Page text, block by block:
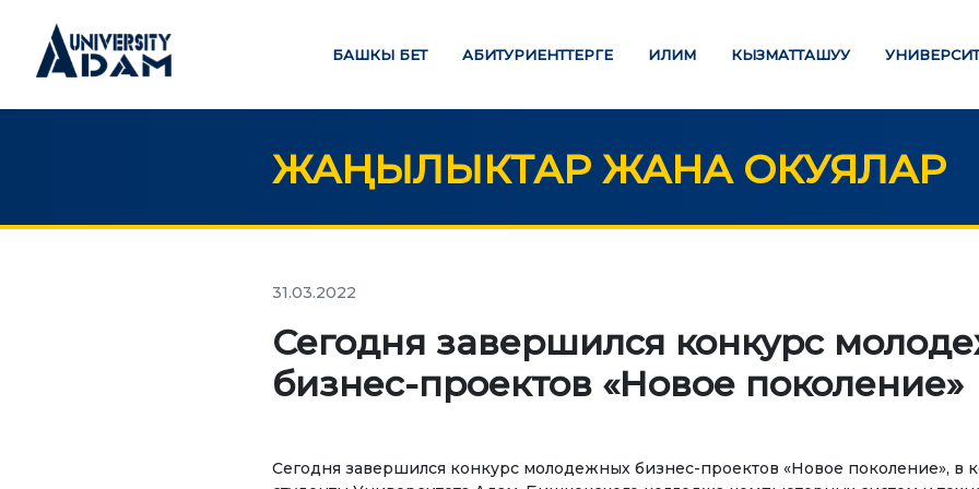
БАШКЫ БЕТ АБИТУРИЕНТТЕРГЕ ИЛИМ КЫЗМАТТАШУУ
Кыргызча English
АБИТУРИЕНТТЕРГЕ
Абитуриенттерди онлайн
credit_card ТӨЛӨӨ БАРАКЧАСЫ
БИЛИМ ДЕҢГЭЭЛИҢИЗ
Магистратура
Изилдөөлөр
"Экономика, башкаруу,
ЖАҢЫЛЫКТАР ЖАНА ОКУЯЛАР
31.03.2022
Сегодня завершился конкурс
бизнес-проектов «Новое поколение»
Сегодня завершился конкурс молодежных бизнес-проектов «Новое поколение», в